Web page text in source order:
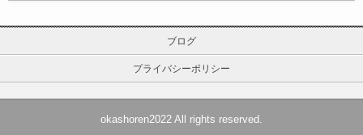
ブログ
プライバシーポリシー
okashoren2022 All rights reserved.